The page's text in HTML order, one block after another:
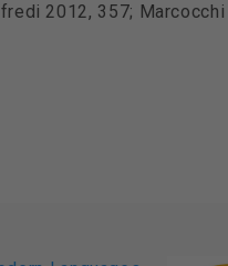
2012, 357;